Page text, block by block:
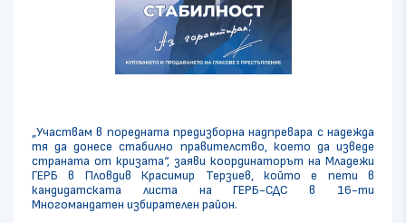
„Участвам в поредната предизборна надпревара с надежда
тя да донесе стабилно правителство, което да изведе
страната от кризата“, заяви координаторът на Младежи
ГЕРБ в Пловдив Красимир Терзиев, който е пети в
кандидатската листа на ГЕРБ-СДС в 16-ти
Многомандатен избирателен район.